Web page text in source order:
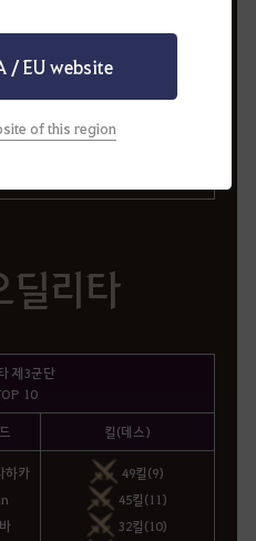
/ EU website
of this region
딜리타
제3군단
10
킬(데스)
하카
49킬(9)
45킬(11)
32킬(10)